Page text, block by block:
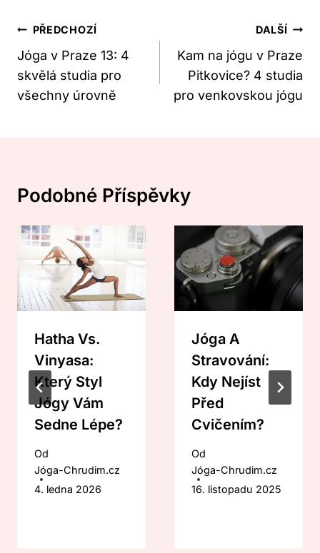
Navigace
Pro
Příspěvek
PŘEDCHOZÍ
Jóga v Praze 13: 4
skvělá studia pro
všechny úrovně
DALŠÍ
Kam na jógu v Praze
Pitkovice? 4 studia
pro venkovskou jógu
Podobné Příspěvky
Hatha Vs.
Vinyasa:
Který Styl
Jógy Vám
Sedne Lépe?
Od
Jóga-Chrudim.cz
4. ledna 2026
Jóga A
Stravování:
Kdy Nejíst
Před
Cvičením?
Od
Jóga-Chrudim.cz
16. listopadu 2025